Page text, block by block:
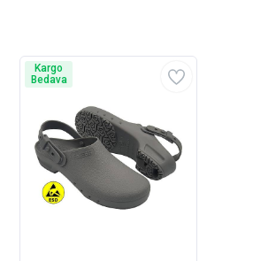
Kargo
Bedava